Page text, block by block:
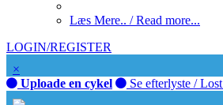
Læs Mere.. / Read more...
LOGIN/REGISTER
×
Uploade en cykel
Se efterlyste / Lost